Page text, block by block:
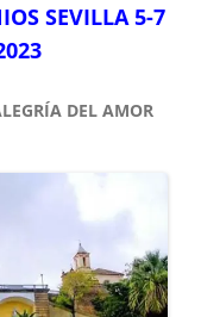
SEVILLA 5-7
DEL AMOR